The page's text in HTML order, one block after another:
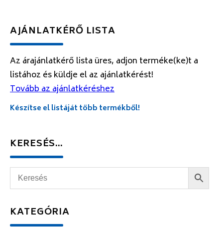
AJÁNLATKÉRŐ LISTA
Az árajánlatkérő lista üres, adjon terméke(ke)t a
listához és küldje el az ajánlatkérést!
Tovább az ajánlatkéréshez
Készítse el listáját több termékből!
KERESÉS…
KATEGÓRIA